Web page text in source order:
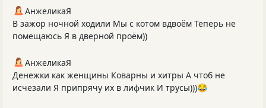
АнжеликаЯ
В зажор ночной ходили Мы с котом вдвоём Теперь не
помещаюсь Я в дверной проём))
АнжеликаЯ
Денежки как женщины Коварны и хитры А чтоб не
исчезали Я припрячу их в лифчик И трусы)))😂